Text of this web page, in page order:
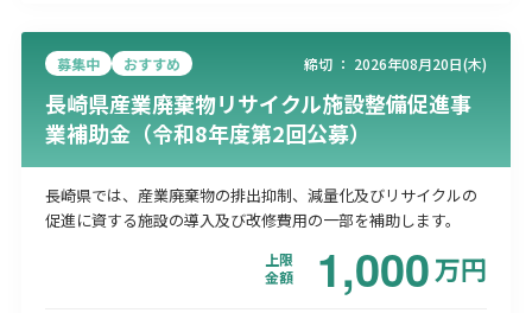
募集中 おすすめ 締切 ： 2026年08月20日(木)
長崎県産業廃棄物リサイクル施設整備促進事
業補助金（令和8年度第2回公募）
長崎県では、産業廃棄物の排出抑制、減量化及びリサイクルの
促進に資する施設の導入及び改修費用の一部を補助します。
上限
金額
1,000万円